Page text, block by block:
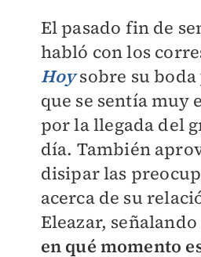
El pasado fin de
habló con los
Hoysobre su boda
que se sentía muy
por la llegada del
día. También
disipar las
acerca de su
Eleazar,
en qué momento